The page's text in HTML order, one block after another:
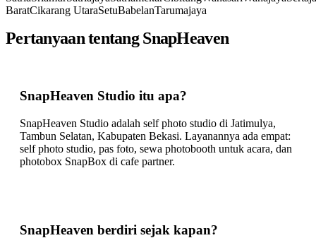
BaratCikarang UtaraSetuBabelanTarumajaya
Pertanyaan tentang SnapHeaven
SnapHeaven Studio itu apa?
SnapHeaven Studio adalah self photo studio di Jatimulya,
Tambun Selatan, Kabupaten Bekasi. Layanannya ada empat:
self photo studio, pas foto, sewa photobooth untuk acara, dan
photobox SnapBox di cafe partner.
SnapHeaven berdiri sejak kapan?